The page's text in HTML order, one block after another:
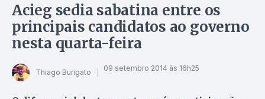
Acieg sedia sabatina entre os
principais candidatos ao governo
nesta quarta-feira
Thiago Burigato 09 setembro 2014 às 16h25